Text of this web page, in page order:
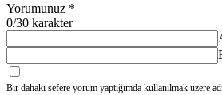
Yorumunuz *
0/30 karakter
Bir dahaki sefere yorum yaptığımda kullanılmak üzere